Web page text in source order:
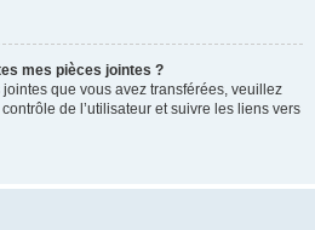
mes pièces jointes ?
que vous avez transférées, veuillez
de l’utilisateur et suivre les liens vers